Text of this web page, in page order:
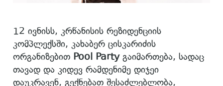
12 ივნისს, კრწანისის რეზიდენციის
კომპლექსში, კახაბერ ცისკარიძის
ორგანიზებით Pool Partyგაიმართება, სადაც
თავად და კიდევ რამდენიმე დიჯეი
დაუკრავენ, გექნებათ შესაძლებლობა,